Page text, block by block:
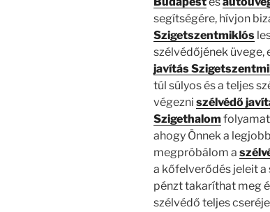
segítségére, hívjon
Szigetszentmiklós
szélvédőjének
javítás
túl súlyos és a teljes
végezni szélvédő
Szigethalom
ahogy Önnek a
megpróbálom a
a kőfelverődés jeleit a
pénzt takaríthat meg
szélvédő teljes